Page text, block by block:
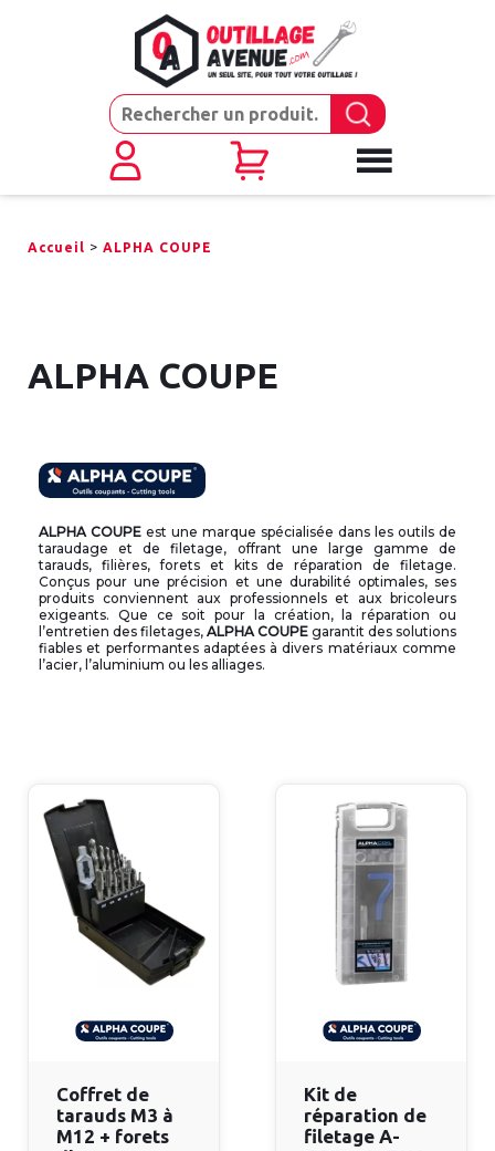
Accueil > ALPHA COUPE
ALPHA COUPE
ALPHA COUPE est une marque spécialisée dans les outils de
taraudage et de filetage, offrant une large gamme de
tarauds, filières, forets et kits de réparation de filetage.
Conçus pour une précision et une durabilité optimales, ses
produits conviennent aux professionnels et aux bricoleurs
exigeants. Que ce soit pour la création, la réparation ou
l’entretien des filetages, ALPHA COUPE garantit des solutions
fiables et performantes adaptées à divers matériaux comme
l’acier, l’aluminium ou les alliages.
Coffret de
tarauds M3 à
M12 + forets
Kit de
réparation de
filetage A-